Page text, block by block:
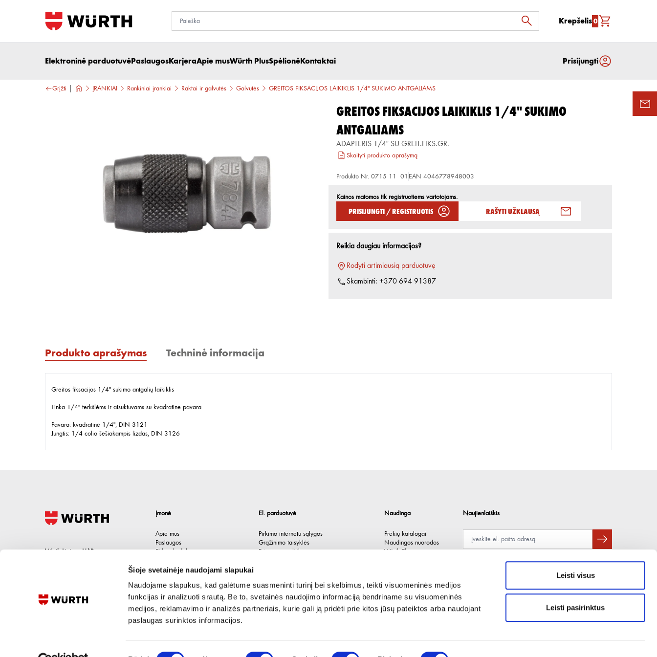
Šioje svetainėje naudojami slapukai
Naudojame slapukus, kad galėtume suasmeninti turinį bei skelbimus, teikti visuomeninės medijos
funkcijas ir analizuoti srautą. Be to, svetainės naudojimo informaciją bendriname su visuomeninės
medijos, reklamavimo ir analizės partneriais, kurie gali ją pridėti prie kitos jūsų pateiktos arba naudojant
paslaugas surinktos informacijos.
Leisti visus
Leisti pasirinktus
Krepšelis0
Elektroninė parduotuvėPaslaugosKarjeraApie musWürth PlusSpėlionėKontaktai Prisijungti
Grįžti ĮRANKIAI Rankiniai įrankiai Raktai ir galvutės Galvutės GREITOS FIKSACIJOS LAIKIKLIS 1/4" SUKIMO ANTGALIAMS
GREITOS FIKSACIJOS LAIKIKLIS 1/4" SUKIMO
ANTGALIAMS
ADAPTERIS 1/4" SU GREIT.FIKS.GR.
Skaityti produkto aprašymą
Produkto Nr. 0715 11 01 EAN 4046778948003
Kainos matomos tik registruotiems vartotojams.
Prisijungti / Registruotis Rašyti užklausą
Reikia daugiau informacijos?
Rodyti artimiausią parduotuvę
Skambinti: +370 694 91387
Produkto aprašymas Techninė informacija
Greitos fiksacijos 1/4" sukimo antgalių laikiklis
Tinka 1/4" terkšlėms ir atsuktuvams su kvadratine pavara
Pavara: kvadratinė 1/4", DIN 3121
Jungtis: 1/4 colio šešiakampis lizdas, DIN 3126
Wurth Lietuva UAB
Lietuva
Įmonė
Apie mus
Paslaugos
Etikos kodeksas
Kontaktai
El. parduotuvė
Pirkimo internetu sąlygos
Grąžinimo taisyklės
Privatumo politika
Naudinga
Prekių katalogai
Naudingos nuorodos
Würth Plus
Naujienlaiškis
Pateikdami el. paštą sutinkate gauti tiesioginę rinkodarą.